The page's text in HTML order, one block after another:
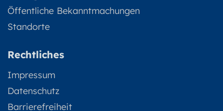
Öffentliche Bekanntmachungen
Standorte
Rechtliches
Impressum
Datenschutz
Barrierefreiheit